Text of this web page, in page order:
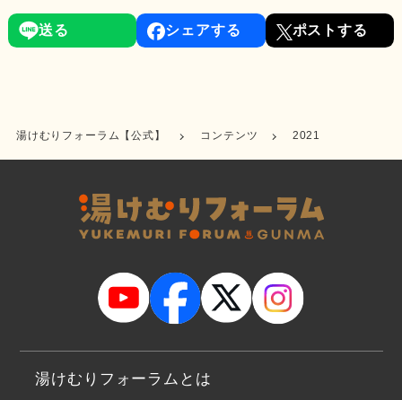
送る シェアする ポストする
湯けむりフォーラム【公式】 コンテンツ 2021
湯けむりフォーラムとは